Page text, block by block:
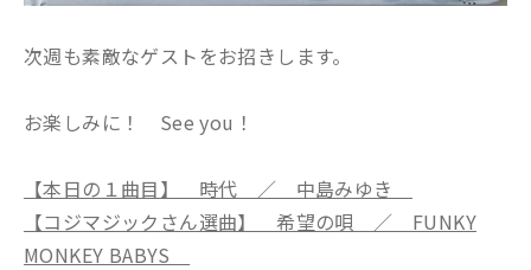
次週も素敵なゲストをお招きします。
お楽しみに！ See you！
【本日の１曲目】 時代 ／ 中島みゆき
【コジマジックさん選曲】 希望の唄 ／ FUNKY
MONKEY BABYS